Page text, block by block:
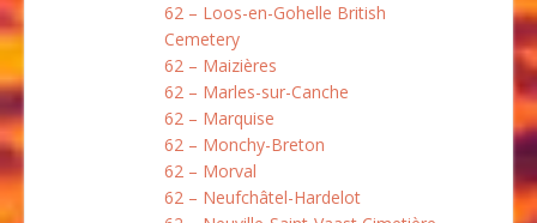
62 – Loos-en-Gohelle British
Cemetery
62 – Maizières
62 – Marles-sur-Canche
62 – Marquise
62 – Monchy-Breton
62 – Morval
62 – Neufchâtel-Hardelot